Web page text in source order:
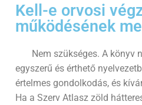
Kell-e orvosi
működésének
Nem szükséges. A könyv
egyszerű és érthető
értelmes gondolkodás, és
Ha a Szerv Atlasz zöld